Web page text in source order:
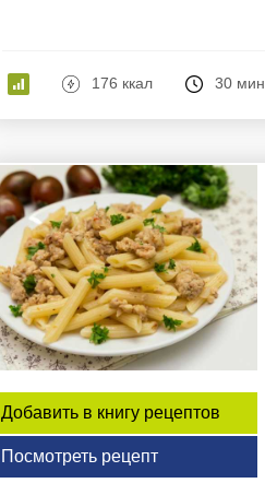
176 ккал 30 мин
Добавить в книгу рецептов
Посмотреть рецепт